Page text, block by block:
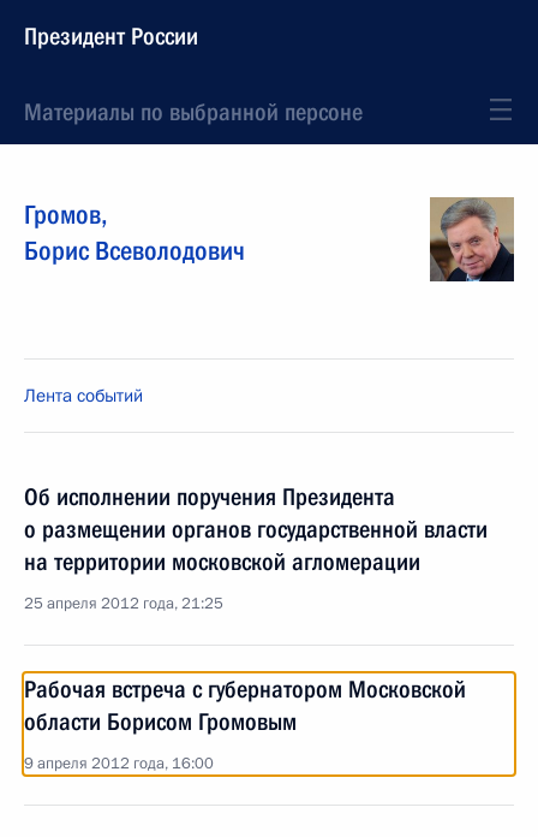
Президент России
Материалы по выбранной персоне
Громов,
Борис Всеволодович
Лента событий
Об исполнении поручения Президента
о размещении органов государственной власти
на территории московской агломерации
25 апреля 2012 года, 21:25
Рабочая встреча с губернатором Московской
области Борисом Громовым
9 апреля 2012 года, 16:00